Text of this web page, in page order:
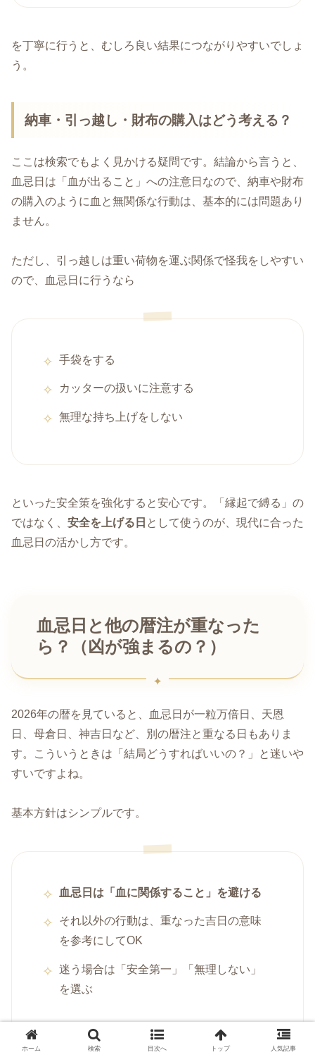
を丁寧に行うと、むしろ良い結果につながりやすいでしょ
う。
納車・引っ越し・財布の購入はどう考える？
ここは検索でもよく見かける疑問です。結論から言うと、
血忌日は「血が出ること」への注意日なので、納車や財布
の購入のように血と無関係な行動は、基本的には問題あり
ません。
ただし、引っ越しは重い荷物を運ぶ関係で怪我をしやすい
ので、血忌日に行うなら
手袋をする
カッターの扱いに注意する
無理な持ち上げをしない
といった安全策を強化すると安心です。「縁起で縛る」の
ではなく、 安全を上げる日 として使うのが、現代に合った
血忌日の活かし方です。
血忌日と他の暦注が重なった
ら？（凶が強まるの？）
2026年の暦を見ていると、血忌日が一粒万倍日、天恩
日、母倉日、神吉日など、別の暦注と重なる日もありま
す。こういうときは「結局どうすればいいの？」と迷いや
すいですよね。
基本方針はシンプルです。
血忌日は「血に関係すること」を避ける
それ以外の行動は、重なった吉日の意味
を参考にしてOK
迷う場合は「安全第一」「無理しない」
を選ぶ
ホーム 検索 目次へ トップ 人気記事